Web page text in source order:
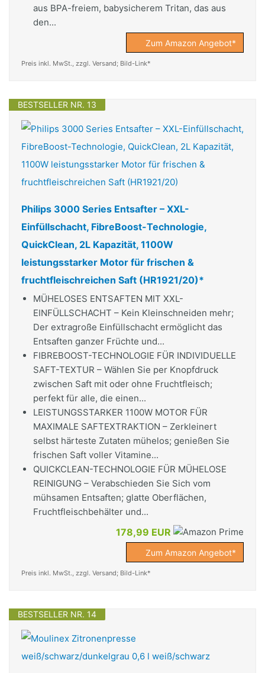
aus BPA-freiem, babysicherem Tritan, das aus
den...
Zum Amazon Angebot*
Preis inkl. MwSt., zzgl. Versand; Bild-Link*
BESTSELLER NR. 13
Philips 3000 Series Entsafter – XXL-
Einfüllschacht, FibreBoost-Technologie,
QuickClean, 2L Kapazität, 1100W
leistungsstarker Motor für frischen &
fruchtfleischreichen Saft (HR1921/20)*
MÜHELOSES ENTSAFTEN MIT XXL-
EINFÜLLSCHACHT – Kein Kleinschneiden mehr;
Der extragroße Einfüllschacht ermöglicht das
Entsaften ganzer Früchte und...
FIBREBOOST-TECHNOLOGIE FÜR INDIVIDUELLE
SAFT-TEXTUR – Wählen Sie per Knopfdruck
zwischen Saft mit oder ohne Fruchtfleisch;
perfekt für alle, die einen...
LEISTUNGSSTARKER 1100W MOTOR FÜR
MAXIMALE SAFTEXTRAKTION – Zerkleinert
selbst härteste Zutaten mühelos; genießen Sie
frischen Saft voller Vitamine...
QUICKCLEAN-TECHNOLOGIE FÜR MÜHELOSE
REINIGUNG – Verabschieden Sie Sich vom
mühsamen Entsaften; glatte Oberflächen,
Fruchtfleischbehälter und...
178,99 EUR
Zum Amazon Angebot*
Preis inkl. MwSt., zzgl. Versand; Bild-Link*
BESTSELLER NR. 14